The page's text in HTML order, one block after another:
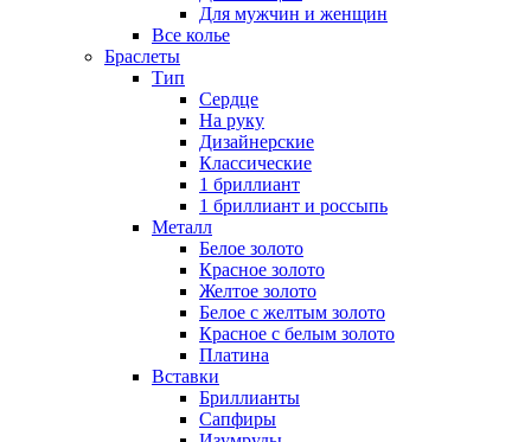
Для мужчин и женщин
Все колье
Браслеты
Тип
Сердце
На руку
Дизайнерские
Классические
1 бриллиант
1 бриллиант и россыпь
Металл
Белое золото
Красное золото
Желтое золото
Белое с желтым золото
Красное с белым золото
Платина
Вставки
Бриллианты
Сапфиры